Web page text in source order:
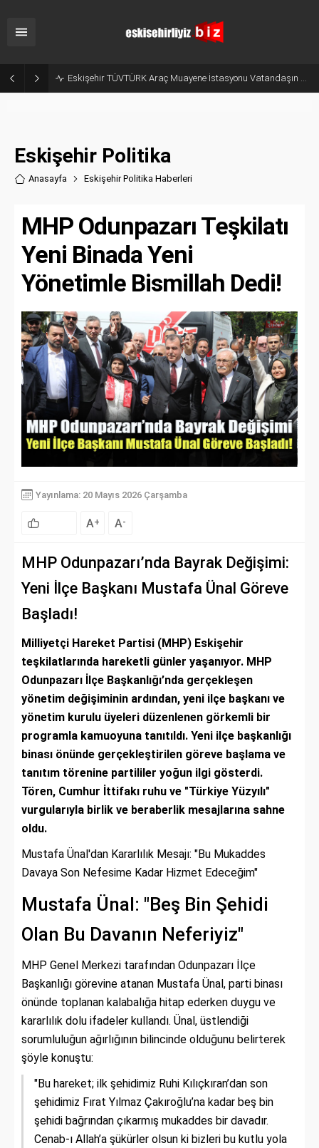
Odunpazarı Yaz Kur’an Kurslarında Değerler Eğitimi Seminerleri Düzenlendi
Eskişehir Politika
Anasayfa Eskişehir Politika Haberleri
MHP Odunpazarı Teşkilatı
Yeni Binada Yeni
Yönetimle Bismillah Dedi!
Yayınlama: 20 Mayıs 2026 Çarşamba
A+ A-
MHP Odunpazarı’nda Bayrak Değişimi:
Yeni İlçe Başkanı Mustafa Ünal Göreve
Başladı!
Milliyetçi Hareket Partisi (MHP) Eskişehir
teşkilatlarında hareketli günler yaşanıyor. MHP
Odunpazarı İlçe Başkanlığı’nda gerçekleşen
yönetim değişiminin ardından, yeni ilçe başkanı ve
yönetim kurulu üyeleri düzenlenen görkemli bir
programla kamuoyuna tanıtıldı. Yeni ilçe başkanlığı
binası önünde gerçekleştirilen göreve başlama ve
tanıtım törenine partililer yoğun ilgi gösterdi.
Tören, Cumhur İttifakı ruhu ve "Türkiye Yüzyılı"
vurgularıyla birlik ve beraberlik mesajlarına sahne
oldu.
Mustafa Ünal'dan Kararlılık Mesajı: "Bu Mukaddes
Davaya Son Nefesime Kadar Hizmet Edeceğim"
Mustafa Ünal: "Beş Bin Şehidi
Olan Bu Davanın Neferiyiz"
MHP Genel Merkezi tarafından Odunpazarı İlçe
Başkanlığı görevine atanan Mustafa Ünal, parti binası
önünde toplanan kalabalığa hitap ederken duygu ve
kararlılık dolu ifadeler kullandı. Ünal, üstlendiği
sorumluluğun ağırlığının bilincinde olduğunu belirterek
şöyle konuştu:
"Bu hareket; ilk şehidimiz Ruhi Kılıçkıran’dan son
şehidimiz Fırat Yılmaz Çakıroğlu’na kadar beş bin
şehidi bağrından çıkarmış mukaddes bir davadır.
Cenab-ı Allah’a şükürler olsun ki bizleri bu kutlu yola